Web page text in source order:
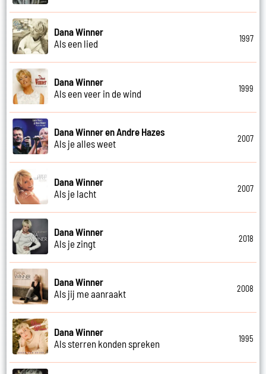
Dana Winner
Als een lied
1997
Dana Winner
Als een veer in de wind
1999
Dana Winner en Andre Hazes
Als je alles weet
2007
Dana Winner
Als je lacht
2007
Dana Winner
Als je zingt
2018
Dana Winner
Als jij me aanraakt
2008
Dana Winner
Als sterren konden spreken
1995